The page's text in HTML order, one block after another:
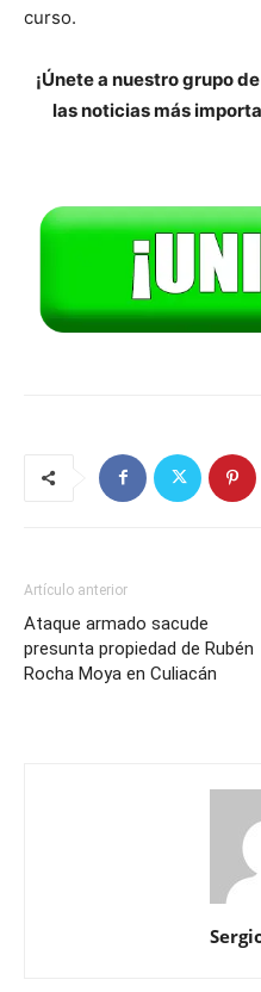
curso.
¡Únete a nuestro grupo
las noticias más
Artículo anterior
Ataque armado sacude
presunta propiedad de Rubén
Rocha Moya en Culiacán